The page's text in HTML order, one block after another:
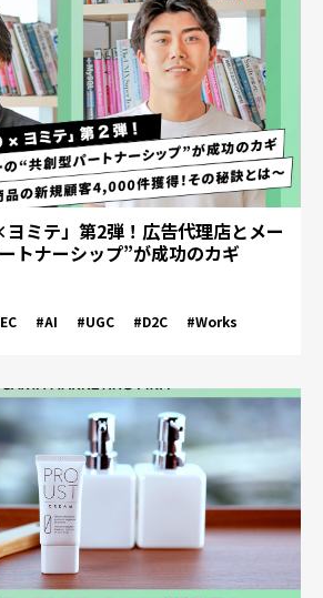
ヨミテ」第2弾！広告代理店とメー
トナーシップ”が成功のカギ
#AI #UGC #D2C #Works